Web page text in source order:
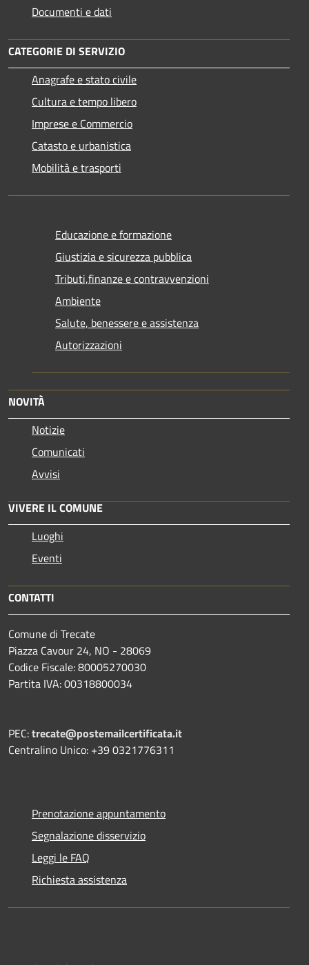
Documenti e dati
CATEGORIE DI SERVIZIO
Anagrafe e stato civile
Cultura e tempo libero
Imprese e Commercio
Catasto e urbanistica
Mobilità e trasporti
Educazione e formazione
Giustizia e sicurezza pubblica
Tributi,finanze e contravvenzioni
Ambiente
Salute, benessere e assistenza
Autorizzazioni
NOVITÀ
Notizie
Comunicati
Avvisi
VIVERE IL COMUNE
Luoghi
Eventi
CONTATTI
Comune di Trecate
Piazza Cavour 24, NO - 28069
Codice Fiscale: 80005270030
Partita IVA: 00318800034
PEC:trecate@postemailcertificata.it
Centralino Unico: +39 0321776311
Prenotazione appuntamento
Segnalazione disservizio
Leggi le FAQ
Richiesta assistenza